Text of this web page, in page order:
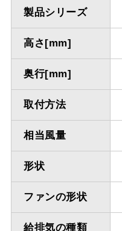
製品シリーズ
高さ[mm]
奥行[mm]
取付方法
相当風量
形状
ファンの形状
給排気の種類